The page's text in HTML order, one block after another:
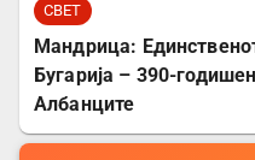
СВЕТ
Мандрица:
Бугарија – 390-
Албанците